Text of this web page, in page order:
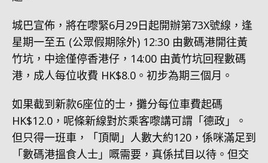
城巴宣佈，將在嚟緊6月29日起開辦第73X號線，逢
星期一至五 (公眾假期除外) 12:30 由數碼港開往黃
竹坑，中途僅停香港仔，14:00 由黃竹坑回程數碼
港，成人每位收費 HK$8.0。初步為期三個月。
如果截到新款6座位的士，攤分每位車費起碼
HK$12.0，呢條新線對於乘客嚟講可謂「德政」。
但只得一班車，「頂閘」人數大約120，係咪滿足到
「數碼港搵食人士」嘅需要，真係拭目以待。但交